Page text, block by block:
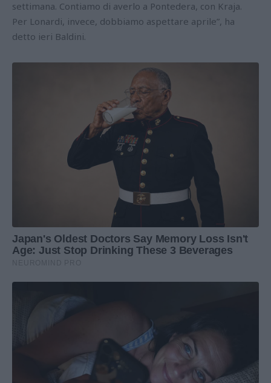
settimana. Contiamo di averlo a Pontedera, con Kraja.
Per Lonardi, invece, dobbiamo aspettare aprile”, ha
detto ieri Baldini.